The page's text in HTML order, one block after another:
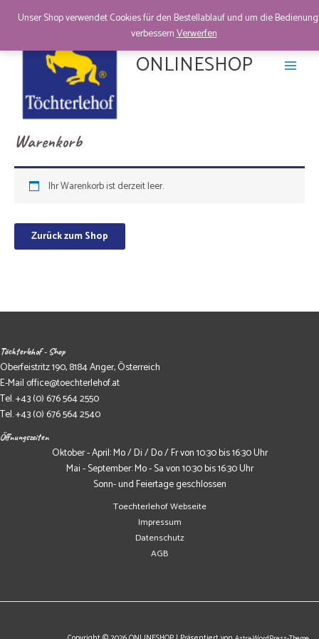
Unser Shop verwendet Cookies für den Bestellablauf und um die
verbessernVerwerfen
Inhalt
ONLINESHOP
Warenkorb
Ihr Warenkorb ist derzeit leer.
Zurück zum Shop
Töchterlehof - Shop
Oberfeistritz 190, 8184 Anger, Österreich
E-Mail office@toechterlehof.at
Tel.+43 (0) 676 564 2550
Tel.+43 (0) 676 564 2540
Öffnungszeiten
Oktober - April: Mo / Di / Do / Fr von 10:30 bis 16:30 Uhr
Mai - September: Mo - Sa von 10:30 bis 16:30 Uhr
Sonn- und Feiertage geschlossen
Toechterlehof Webseite
Impressum
Datenschutz
AGB